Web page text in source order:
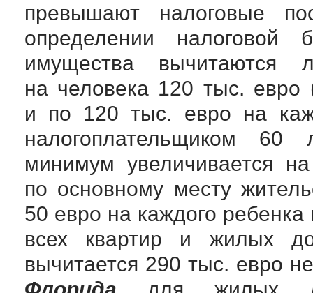
превышают налоговые
определении налоговой
имущества вычитаются
на человека 120 тыс. евро
и по 120 тыс. евро на
налогоплательщиком
минимум увеличивается
по основному месту
50 евро на каждого
всех квартир и жилых
вычитается 290 тыс. евро